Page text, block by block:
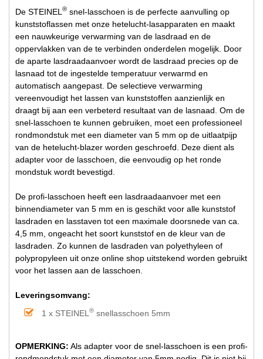
De STEINEL ® snel-lasschoen is de perfecte aanvulling op
kunststoflassen met onze hetelucht-lasapparaten en maakt
een nauwkeurige verwarming van de lasdraad en de
oppervlakken van de te verbinden onderdelen mogelijk. Door
de aparte lasdraadaanvoer wordt de lasdraad precies op de
lasnaad tot de ingestelde temperatuur verwarmd en
automatisch aangepast. De selectieve verwarming
vereenvoudigt het lassen van kunststoffen aanzienlijk en
draagt bij aan een verbeterd resultaat van de lasnaad. Om de
snel-lasschoen te kunnen gebruiken, moet een professioneel
rondmondstuk met een diameter van 5 mm op de uitlaatpijp
van de hetelucht-blazer worden geschroefd. Deze dient als
adapter voor de lasschoen, die eenvoudig op het ronde
mondstuk wordt bevestigd.
De profi-lasschoen heeft een lasdraadaanvoer met een
binnendiameter van 5 mm en is geschikt voor alle kunststof
lasdraden en lasstaven tot een maximale doorsnede van ca.
4,5 mm, ongeacht het soort kunststof en de kleur van de
lasdraden. Zo kunnen de lasdraden van polyethyleen of
polypropyleen uit onze online shop uitstekend worden gebruikt
voor het lassen aan de lasschoen.
Leveringsomvang:
1 x STEINEL ® snellasschoen 5mm
OPMERKING: Als adapter voor de snel-lasschoen is een profi-